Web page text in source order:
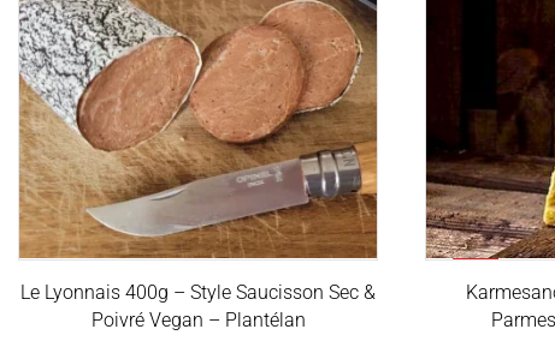
Le Lyonnais 400g – Style Saucisson Sec &
Poivré Vegan – Plantélan
PROMO